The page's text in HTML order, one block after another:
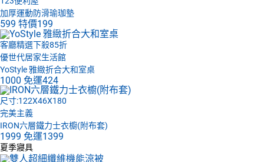
加厚運動防滑瑜珈墊
599 特價199
客廳精選下殺85折
優世代居家生活館
YoStyle 雅緻折合大和室桌
1000 免運424
尺寸:122X46X180
完美主義
IRON六層鐵力士衣櫥(附布套)
1999 免運1399
夏季寢具